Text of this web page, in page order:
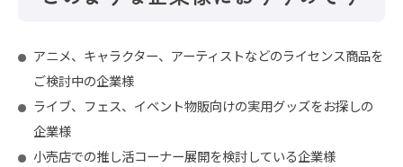
アニメ、キャラクター、アーティストなどのライセンス商品を
ご検討中の企業様
ライブ、フェス、イベント物販向けの実用グッズをお探しの
企業様
小売店での推し活コーナー展開を検討している企業様